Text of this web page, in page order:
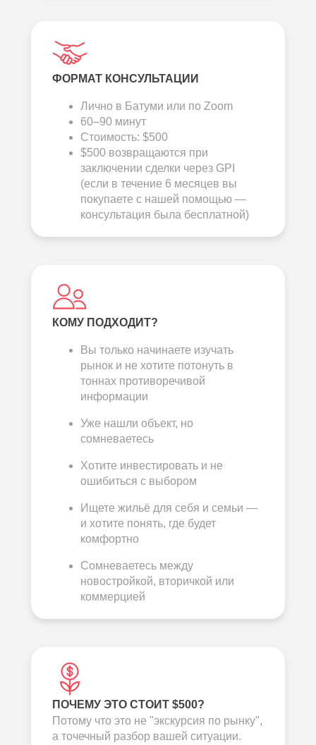
ФОРМАТ КОНСУЛЬТАЦИИ
Лично в Батуми или по Zoom
60–90 минут
Стоимость: $500
$500 возвращаются при
заключении сделки через GPI
(если в течение 6 месяцев вы
покупаете с нашей помощью —
консультация была бесплатной)
КОМУ ПОДХОДИТ?
Вы только начинаете изучать
рынок и не хотите потонуть в
тоннах противоречивой
информации
Уже нашли объект, но
сомневаетесь
Хотите инвестировать и не
ошибиться с выбором
Ищете жильё для себя и семьи —
и хотите понять, где будет
комфортно
Сомневаетесь между
новостройкой, вторичкой или
коммерцией
ПОЧЕМУ ЭТО СТОИТ $500?
Потому что это не "экскурсия по рынку",
а точечный разбор вашей ситуации.